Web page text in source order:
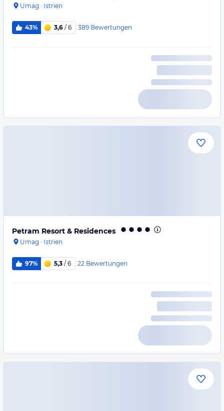
Umag · Istrien
43% 3,6 / 6 389 Bewertungen
Petram Resort & Residences
Umag · Istrien
97% 5,3 / 6 22 Bewertungen